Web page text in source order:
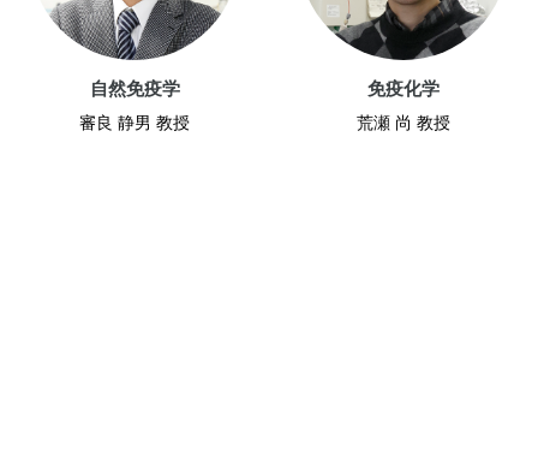
自然免疫学
審良 静男 教授
免疫化学
荒瀬 尚 教授